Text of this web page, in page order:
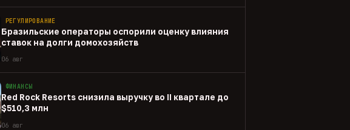
РЕГУЛИРОВАНИЕ
Бразильские операторы оспорили оценку влияния
ставок на долги домохозяйств
06 авг
ФИНАНСЫ
Red Rock Resorts снизила выручку во II квартале до
$510,3 млн
06 авг